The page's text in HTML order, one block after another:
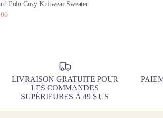
Polo Cozy Knitwear Sweater
LIVRAISON GRATUITE POUR
LES COMMANDES
SUPÉRIEURES À 49 $ US